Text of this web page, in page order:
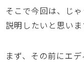
そこで今回は、じ
説明したいと思いま
まず、その前にエ